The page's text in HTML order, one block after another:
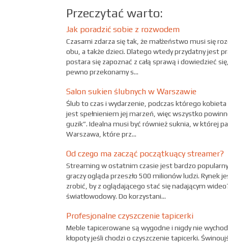
Przeczytać warto:
Jak poradzić sobie z rozwodem
Czasami zdarza się tak, że małżeństwo musi się
obu, a także dzieci. Dlatego wtedy przydatny jest
postara się zapoznać z całą sprawą i dowiedzieć
pewno przekonamy s...
Salon sukien ślubnych w Warszawie
Ślub to czas i wydarzenie, podczas którego
jest spełnieniem jej marzeń, więc wszystko
guzik”. Idealna musi być również suknia, w której
Warszawa, które prz...
Od czego ma zacząć początkuący streamer?
Streaming w ostatnim czasie jest bardzo
graczy ogląda przeszło 500 milionów ludzi. Rynek
zrobić, by z oglądającego stać się nadającym
światłowodowy. Do korzystani...
Profesjonalne czyszczenie tapicerki
Meble tapicerowane są wygodne i nigdy nie
kłopoty jeśli chodzi o czyszczenie tapicerki.